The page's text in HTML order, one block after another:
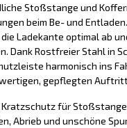
Stoßstange und
beim Be- und
Ladekante optimal ab
Dank Rostfreier Stahl in
harmonisch ins
gepflegten
Kratzschutz für
Abrieb und unschöne